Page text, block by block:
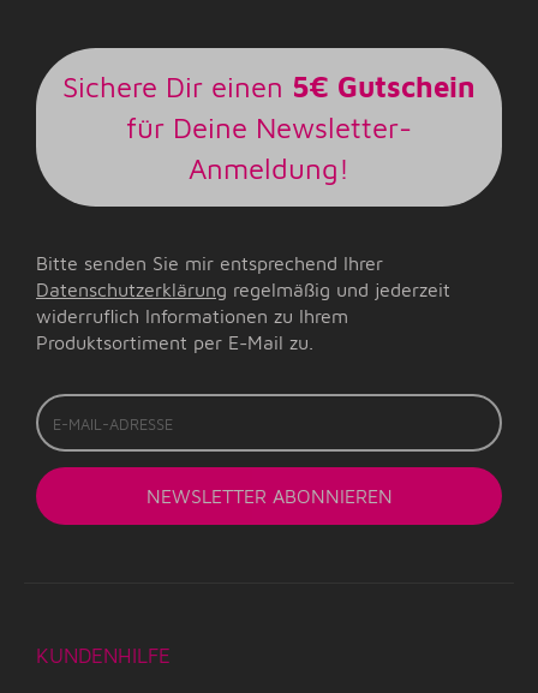
Sichere Dir einen 5€ Gutschein
für Deine Newsletter-
Anmeldung!
Bitte senden Sie mir entsprechend Ihrer
Datenschutzerklärung regelmäßig und jederzeit
widerruflich Informationen zu Ihrem
Produktsortiment per E-Mail zu.
E-
Mail-
Adresse
NEWSLETTER ABONNIEREN
KUNDENHILFE